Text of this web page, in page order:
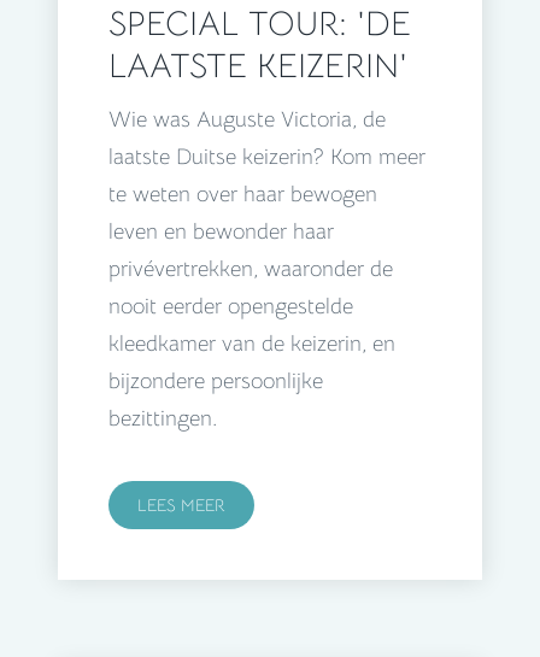
SPECIAL TOUR: 'DE
LAATSTE KEIZERIN'
Wie was Auguste Victoria, de
laatste Duitse keizerin? Kom meer
te weten over haar bewogen
leven en bewonder haar
privévertrekken, waaronder de
nooit eerder opengestelde
kleedkamer van de keizerin, en
bijzondere persoonlijke
bezittingen.
LEES MEER